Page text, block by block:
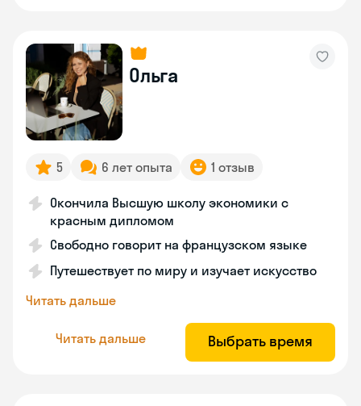
Ольга
5 6 лет опыта 1 отзыв
Окончила Высшую школу экономики с
красным дипломом
Свободно говорит на французском языке
Путешествует по миру и изучает искусство
Читать дальше
Читать дальше Выбрать время